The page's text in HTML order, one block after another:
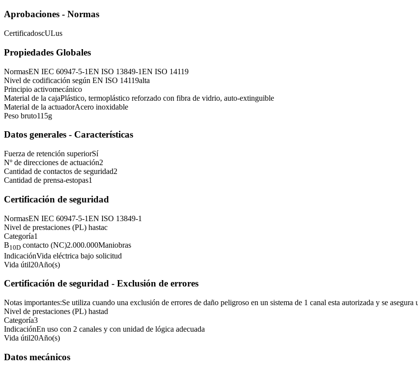
Aprobaciones - Normas
CertificadoscULus
Propiedades Globales
NormasEN IEC 60947-5-1EN ISO 13849-1EN ISO 14119
Nivel de codificación según EN ISO 14119alta
Principio activomecánico
Material de la cajaPlástico, termoplástico reforzado con fibra de vidrio, auto-extinguible
Material de la actuadorAcero inoxidable
Peso bruto115g
Datos generales - Características
Fuerza de retención superiorSí
Nº de direcciones de actuación2
Cantidad de contactos de seguridad2
Cantidad de prensa-estopas1
Certificación de seguridad
NormasEN IEC 60947-5-1EN ISO 13849-1
Nivel de prestaciones (PL) hastac
Categoría1
B10D contacto (NC)2.000.000Maniobras
IndicaciónVida eléctrica bajo solicitud
Vida útil20Año(s)
Certificación de seguridad - Exclusión de errores
Notas importantes:Se utiliza cuando una exclusión de errores de daño peligroso en un sistema de 1 canal esta autorizada y se
Nivel de prestaciones (PL) hastad
Categoría3
IndicaciónEn uso con 2 canales y con unidad de lógica adecuada
Vida útil20Año(s)
Datos mecánicos